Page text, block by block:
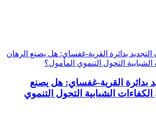
بدائرة القرية-غفساي: هل يصنع
الشبابية التحول التنموي